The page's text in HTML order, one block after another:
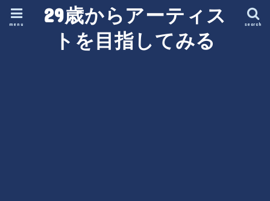
29歳からアーティス
トを目指してみる
search
menu